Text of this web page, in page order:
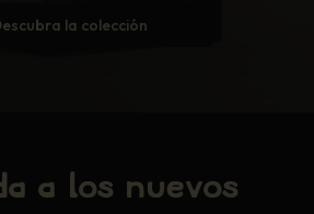
la colección
a los nuevos